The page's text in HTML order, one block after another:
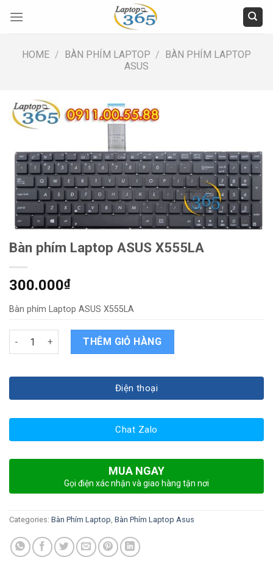
HOME / BÀN PHÍM LAPTOP / BÀN PHÍM LAPTOP
ASUS
Bàn phím Laptop ASUS X555LA
300.000₫
Bàn phím Laptop ASUS X555LA
Bàn phím Laptop ASUS X555LA quantity
THÊM GIỎ HÀNG
Điện thoại
Chat Zalo
MUA NGAY
Gọi điện xác nhận và giao hàng tận nơi
Categories: Bàn Phím Laptop, Bàn Phím Laptop Asus